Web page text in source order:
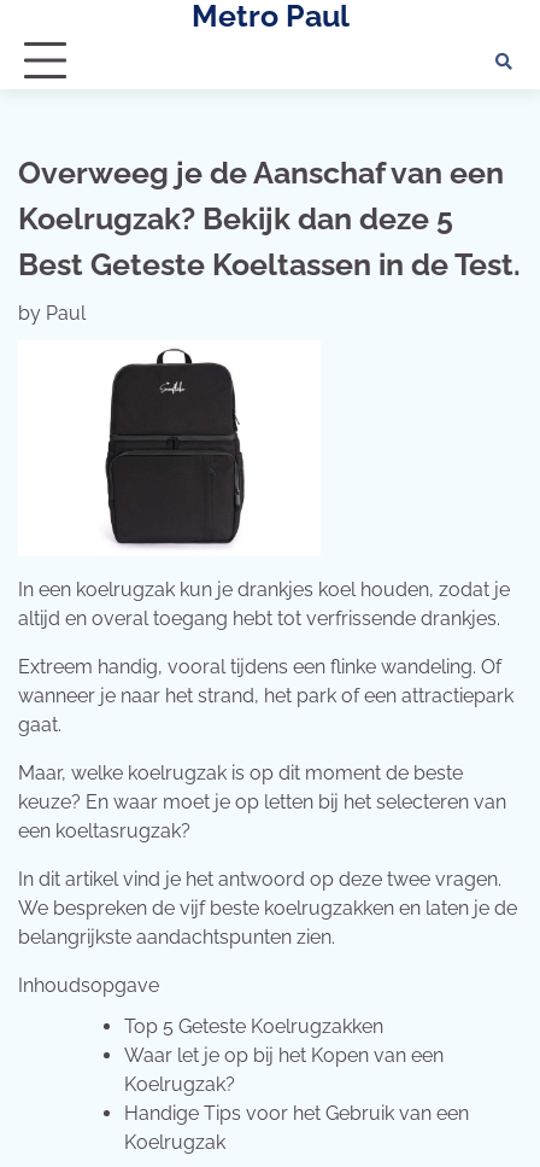
content
Metro Paul
Overweeg je de Aanschaf van een
Koelrugzak? Bekijk dan deze 5
Best Geteste Koeltassen in de Test.
by Paul
In een koelrugzak kun je drankjes koel houden, zodat je
altijd en overal toegang hebt tot verfrissende drankjes.
Extreem handig, vooral tijdens een flinke wandeling. Of
wanneer je naar het strand, het park of een attractiepark
gaat.
Maar, welke koelrugzak is op dit moment de beste
keuze? En waar moet je op letten bij het selecteren van
een koeltasrugzak?
In dit artikel vind je het antwoord op deze twee vragen.
We bespreken de vijf beste koelrugzakken en laten je de
belangrijkste aandachtspunten zien.
Inhoudsopgave
Top 5 Geteste Koelrugzakken
Waar let je op bij het Kopen van een
Koelrugzak?
Handige Tips voor het Gebruik van een
Koelrugzak